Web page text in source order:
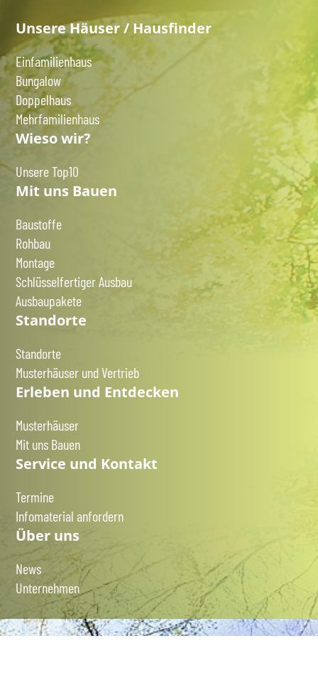
Unsere Häuser / Hausfinder
Einfamilienhaus
Bungalow
Doppelhaus
Mehrfamilienhaus
Wieso wir?
Unsere Top10
Mit uns Bauen
Baustoffe
Rohbau
Montage
Schlüsselfertiger Ausbau
Ausbaupakete
Standorte
Standorte
Musterhäuser und Vertrieb
Erleben und Entdecken
Musterhäuser
Mit uns Bauen
Service und Kontakt
Termine
Infomaterial anfordern
Über uns
News
Unternehmen